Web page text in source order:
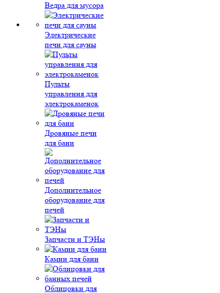
Ведра для мусора
Электрические
печи для сауны
Пульты
управления для
электрокаменок
Дровяные печи
для бани
Дополнительное
оборудование для
печей
Запчасти и ТЭНы
Камни для бани
Облицовки для